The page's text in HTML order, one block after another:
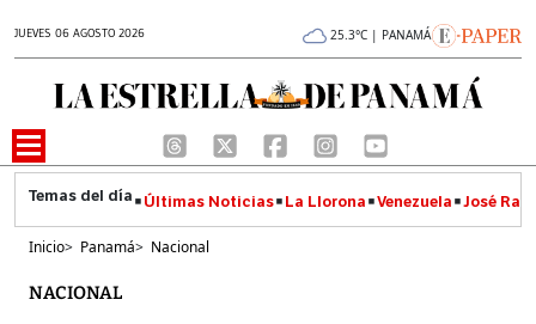
JUEVES 06 AGOSTO 2026 25.3°C | PANAMÁ
Últimas Noticias La Llorona Venezuela José
Inicio> Panamá> Nacional
NACIONAL